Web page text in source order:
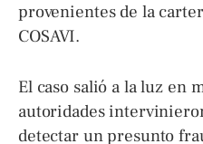
provenientes de la
COSAVI.
El caso salió a la luz en
autoridades
detectar un presunto